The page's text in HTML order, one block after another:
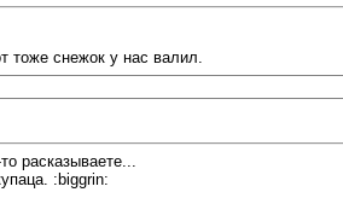
тоже снежок у нас валил.
расказываете...
:biggrin: